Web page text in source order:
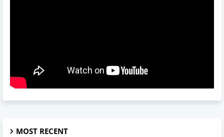
MOST RECENT